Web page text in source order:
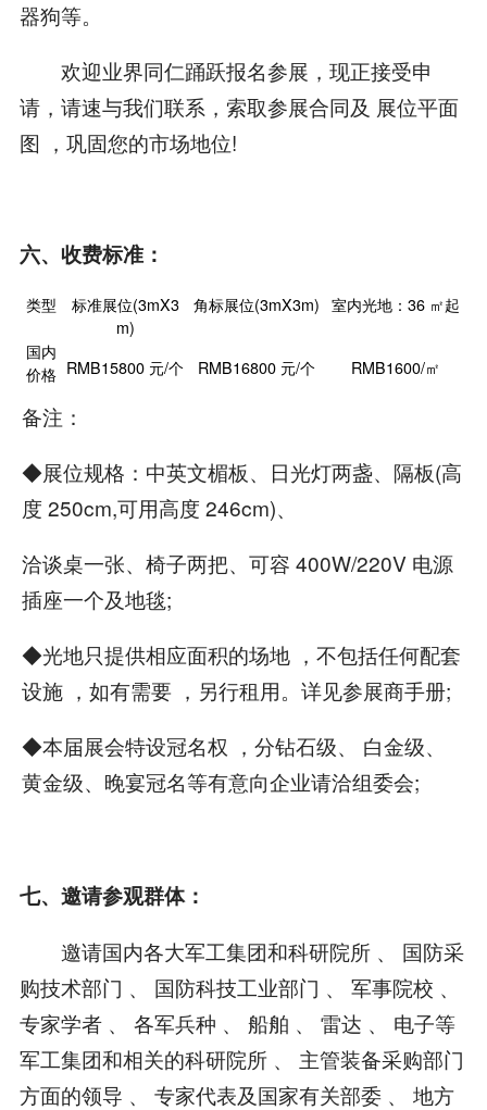
器狗等。
欢迎业界同仁踊跃报名参展，现正接受申
请，请速与我们联系，索取参展合同及 展位平面
图 ，巩固您的市场地位!
六、收费标准：
类型
标准展位(3mX3
m)
角标展位(3mX3m) 室内光地：36 ㎡起
国内
价格 RMB15800 元/个 RMB16800 元/个 RMB1600/㎡
备注：
◆展位规格：中英文楣板、日光灯两盏、隔板(高
度 250cm,可用高度 246cm)、
洽谈桌一张、椅子两把、可容 400W/220V 电源
插座一个及地毯;
◆光地只提供相应面积的场地 ，不包括任何配套
设施 ，如有需要 ，另行租用。详见参展商手册;
◆本届展会特设冠名权 ，分钻石级、 白金级、
黄金级、晚宴冠名等有意向企业请洽组委会;
七、邀请参观群体：
邀请国内各大军工集团和科研院所 、 国防采
购技术部门 、 国防科技工业部门 、 军事院校 、
专家学者 、 各军兵种 、 船舶 、 雷达 、 电子等
军工集团和相关的科研院所 、 主管装备采购部门
方面的领导 、 专家代表及国家有关部委 、 地方